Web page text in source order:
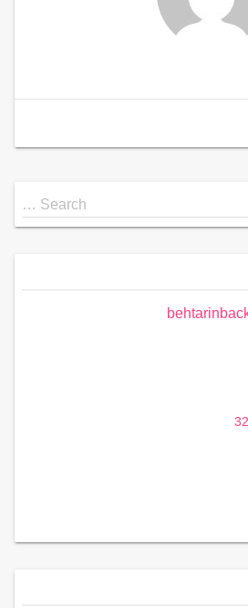
Search …